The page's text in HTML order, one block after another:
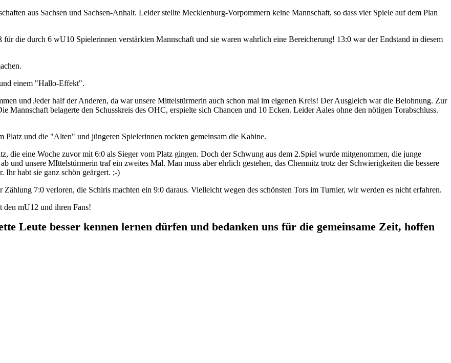
aus Sachsen und Sachsen-Anhalt. Leider stellte Mecklenburg-Vorpommern keine Mannschaft, so dass vier Spiele auf dem Plan
die durch 6 wU10 Spielerinnen verstärkten Mannschaft und sie waren wahrlich eine Bereicherung! 13:0 war der Endstand in diesem
einem "Hallo-Effekt".
und Jeder half der Anderen, da war unsere Mittelstürmerin auch schon mal im eigenen Kreis! Der Ausgleich war die Belohnung. Zur
belagerte den Schusskreis des OHC, erspielte sich Chancen und 10 Ecken. Leider Aales ohne den nötigen Torabschluss.
Platz und die "Alten" und jüngeren Spielerinnen rockten gemeinsam die Kabine.
die eine Woche zuvor mit 6:0 als Sieger vom Platz gingen. Doch der Schwung aus dem 2.Spiel wurde mitgenommen, die junge
und unsere MIttelstürmerin traf ein zweites Mal. Man muss aber ehrlich gestehen, das Chemnitz trotz der Schwierigkeiten die bessere
Ihr habt sie ganz schön geärgert. ;-)
7:0 verloren, die Schiris machten ein 9:0 daraus. Vielleicht wegen des schönsten Tors im Turnier, wir werden es nicht erfahren.
den mU12 und ihren Fans!
Leute besser kennen lernen dürfen und bedanken uns für die gemeinsame Zeit, hoffen